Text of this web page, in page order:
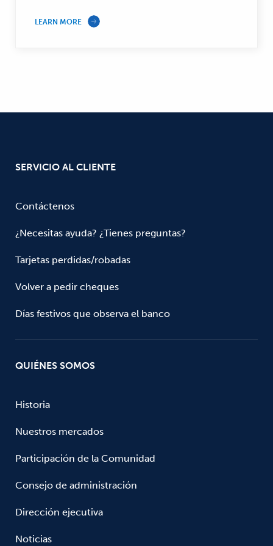
LEARN MORE
SERVICIO AL CLIENTE
Contáctenos
¿Necesitas ayuda? ¿Tienes preguntas?
Tarjetas perdidas/robadas
Volver a pedir cheques
Días festivos que observa el banco
QUIÉNES SOMOS
Historia
Nuestros mercados
Participación de la Comunidad
Consejo de administración
Dirección ejecutiva
Noticias